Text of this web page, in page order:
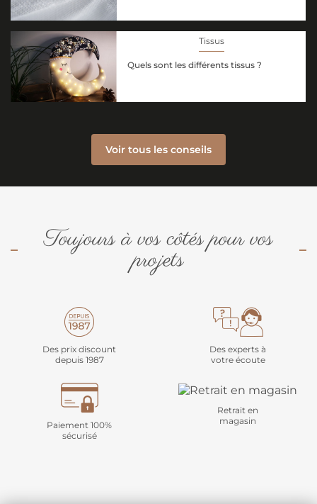
Tissus
Quels sont les différents tissus ?
Voir tous les conseils
Toujours à vos côtés pour vos
projets
Des prix discount
depuis 1987
Des experts à
votre écoute
Paiement 100%
sécurisé
Retrait en
magasin